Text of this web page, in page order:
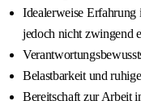
Idealerweise Erfahrung
jedoch nicht zwingend
Belastbarkeit und
Bereitschaft zur Arbeit